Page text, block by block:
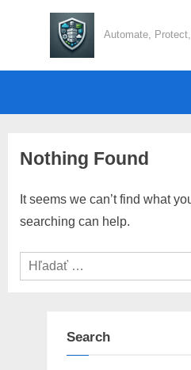
Automate,
Nothing Found
It seems we can’t find what
searching can help.
Hľadať:
Search